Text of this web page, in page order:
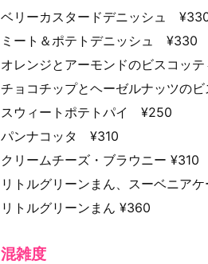
ベリーカスタードデニッシュ
ミート＆ポテトデニッシュ ¥330
オレンジとアーモンドのビスコッ
チョコチップとヘーゼルナッツの
スウィートポテトパイ ¥250
パンナコッタ ¥310
クリームチーズ・ブラウニー ¥310
リトルグリーンまん、スーベニア
リトルグリーンまん ¥360
混雑度